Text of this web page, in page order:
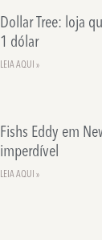
Dollar Tree: loja
1 dólar
LEIA AQUI »
Fishs Eddy em
imperdível
LEIA AQUI »